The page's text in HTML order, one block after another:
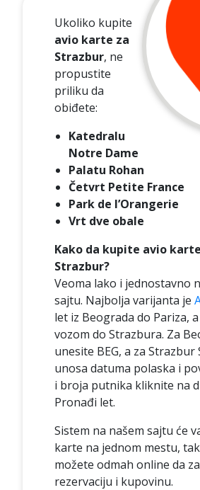
Ukoliko kupite
avio karte za
Strazbur, ne
propustite
priliku da
obiđete:
Katedralu
Notre Dame
Palatu Rohan
Četvrt Petite France
Park de l’Orangerie
Vrt dve obale
Kako da kupite avio
Strazbur?
Veoma lako i jednostavno
sajtu. Najbolja varijanta je
let iz Beograda do Pariza,
vozom do Strazbura. Za
unesite BEG, a za Strazbur
unosa datuma polaska i
i broja putnika kliknite na
Pronađi let.
Sistem na našem sajtu će
karte na jednom mestu,
možete odmah online da
rezervaciju i kupovinu.